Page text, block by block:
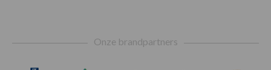
Onze brandpartners